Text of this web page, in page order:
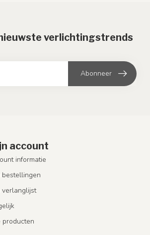
verlichtingstrends
Abonneer
account
informatie
bestellingen
verlanglijst